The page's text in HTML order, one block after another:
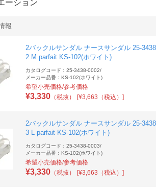
ーション
報
2バックルサンダル ナースサンダル 25-
2 M parfait KS-102(ホワイト)
カタログコード：25-3438-0002/
メーカー品番：KS-102(ホワイト)
希望小売価格/参考価格
¥3,330 （税抜） [¥3,663（税込）]
2バックルサンダル ナースサンダル 25-
3 L parfait KS-102(ホワイト)
カタログコード：25-3438-0003/
メーカー品番：KS-102(ホワイト)
希望小売価格/参考価格
¥3,330 （税抜） [¥3,663（税込）]